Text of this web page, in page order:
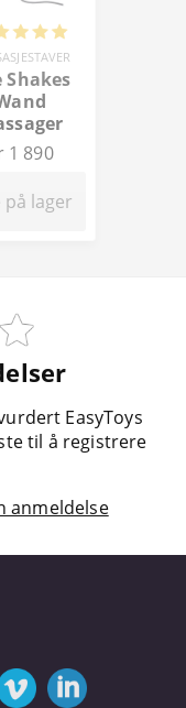
Shakes
1 890
på lager
EasyToys
til å registrere
anmeldelse